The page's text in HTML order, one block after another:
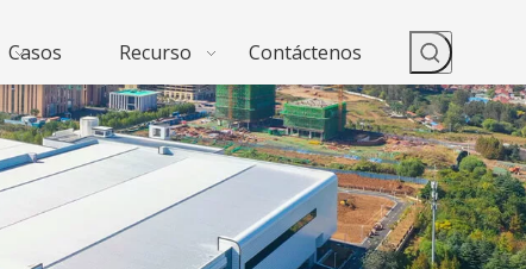
Casos Recurso Contáctenos